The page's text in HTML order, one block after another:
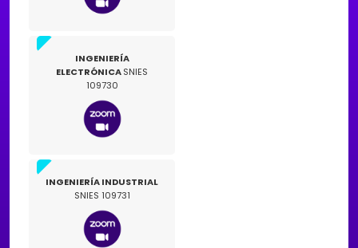
INGENIERÍA
ELECTRÓNICASNIES
109730
INGENIERÍA INDUSTRIAL
SNIES 109731